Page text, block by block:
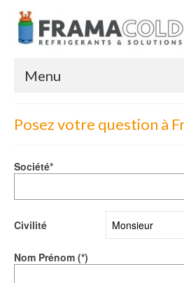
Menu
Posez votre question à
Société*
Civilité
Nom Prénom (*)